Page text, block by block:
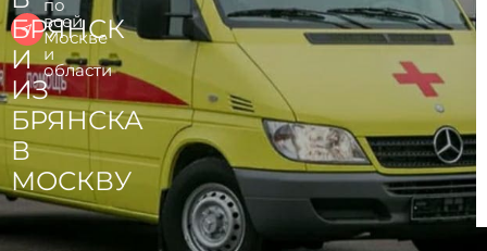
по
всей
Москве
и
области
БРЯНСК
И
ИЗ
БРЯНСКА
В
МОСКВУ